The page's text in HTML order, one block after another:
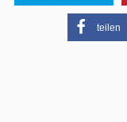
teilen